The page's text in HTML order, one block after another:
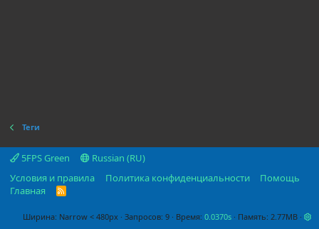
Теги
5FPS Green
Russian (RU)
Условия и правила
Политика конфиденциальности
Помощь
Главная
R
Ширина Запросов 9 Время 0.0370s Память 2.77MB